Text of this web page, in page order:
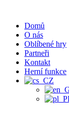
obsahuDomů
O nás
Oblíbené hry
Partneři
Kontakt
Herní funkce